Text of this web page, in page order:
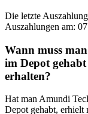
Die letzte
Auszahlungen am:
Wann muss
im Depot
erhalten?
Hat man Amundi
Depot gehabt, erhielt